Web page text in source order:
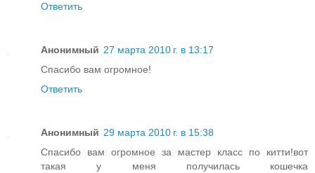
Ответить
Анонимный 27 марта 2010 г. в 13:17
Спасибо вам огромное!
Ответить
Анонимный 29 марта 2010 г. в 15:38
Спасибо вам огромное за мастер класс по китти!вот
такая у меня получилась кошечка